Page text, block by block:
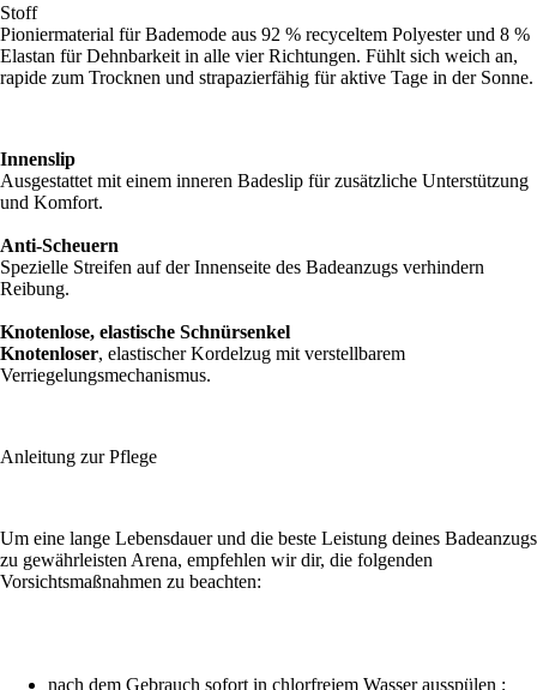
Stoff
Pioniermaterial für Bademode aus 92 % recyceltem Polyester und 8 %
Elastan für Dehnbarkeit in alle vier Richtungen. Fühlt sich weich an,
rapide zum Trocknen und strapazierfähig für aktive Tage in der Sonne.
Innenslip
Ausgestattet mit einem inneren Badeslip für zusätzliche Unterstützung
und Komfort.
Anti-Scheuern
Spezielle Streifen auf der Innenseite des Badeanzugs verhindern
Reibung.
Knotenlose, elastische Schnürsenkel
Knotenloser, elastischer Kordelzug mit verstellbarem
Verriegelungsmechanismus.
Anleitung zur Pflege
Um eine lange Lebensdauer und die beste Leistung deines Badeanzugs
zu gewährleisten Arena, empfehlen wir dir, die folgenden
Vorsichtsmaßnahmen zu beachten:
nach dem Gebrauch sofort in chlorfreiem Wasser ausspülen ;